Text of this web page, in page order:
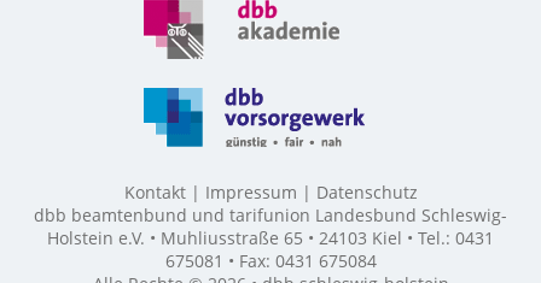
Kontakt Impressum
Datenschutz
dbb beamtenbund und tarifunion Landesbund Schleswig-
Holstein e.V. • Muhliusstraße 65 • 24103 Kiel • Tel.: 0431
675081 • Fax: 0431 675084